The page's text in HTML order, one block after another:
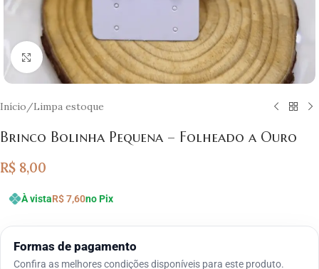
Clique para ampliar
Início/Limpa estoque
Brinco Bolinha Pequena – Folheado a Ouro
R$ 8,00
À vistaR$7,60no Pix
Formas de pagamento
Confira as melhores condições disponíveis para este produto.